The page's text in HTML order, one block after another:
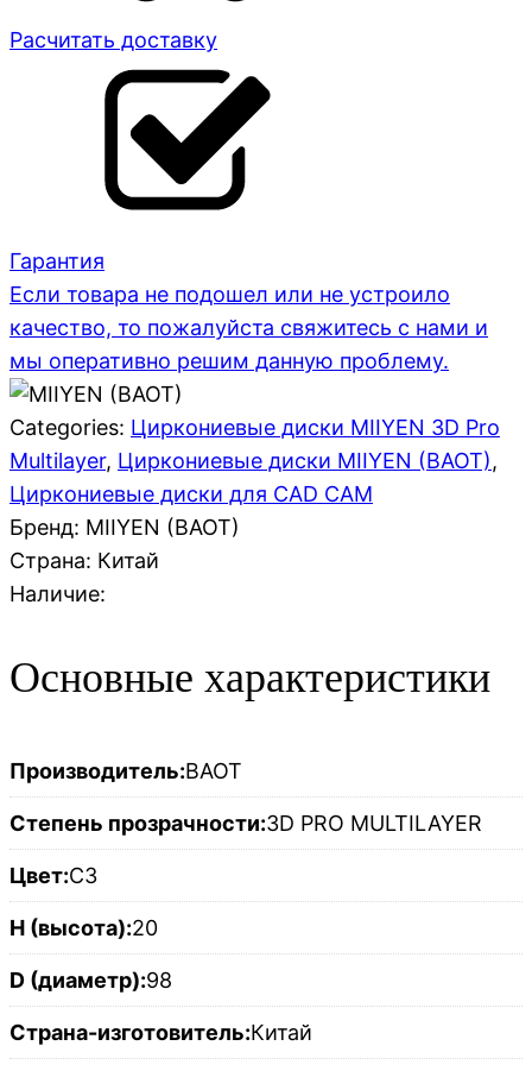
Расчитать доставку
Гарантия
Если товара не подошел или не устроило
качество, то пожалуйста свяжитесь с нами и
мы оперативно решим данную проблему.
Categories: Циркониевые диски MIIYEN 3D Pro
Multilayer, Циркониевые диски MIIYEN (BAOT),
Циркониевые диски для CAD CAM
Бренд: MIIYEN (BAOT)
Страна: Китай
Наличие:
Основные характеристики
Производитель:BAOT
Степень прозрачности:3D PRO MULTILAYER
Цвет:C3
H (высота):20
D (диаметр):98
Страна-изготовитель:Китай